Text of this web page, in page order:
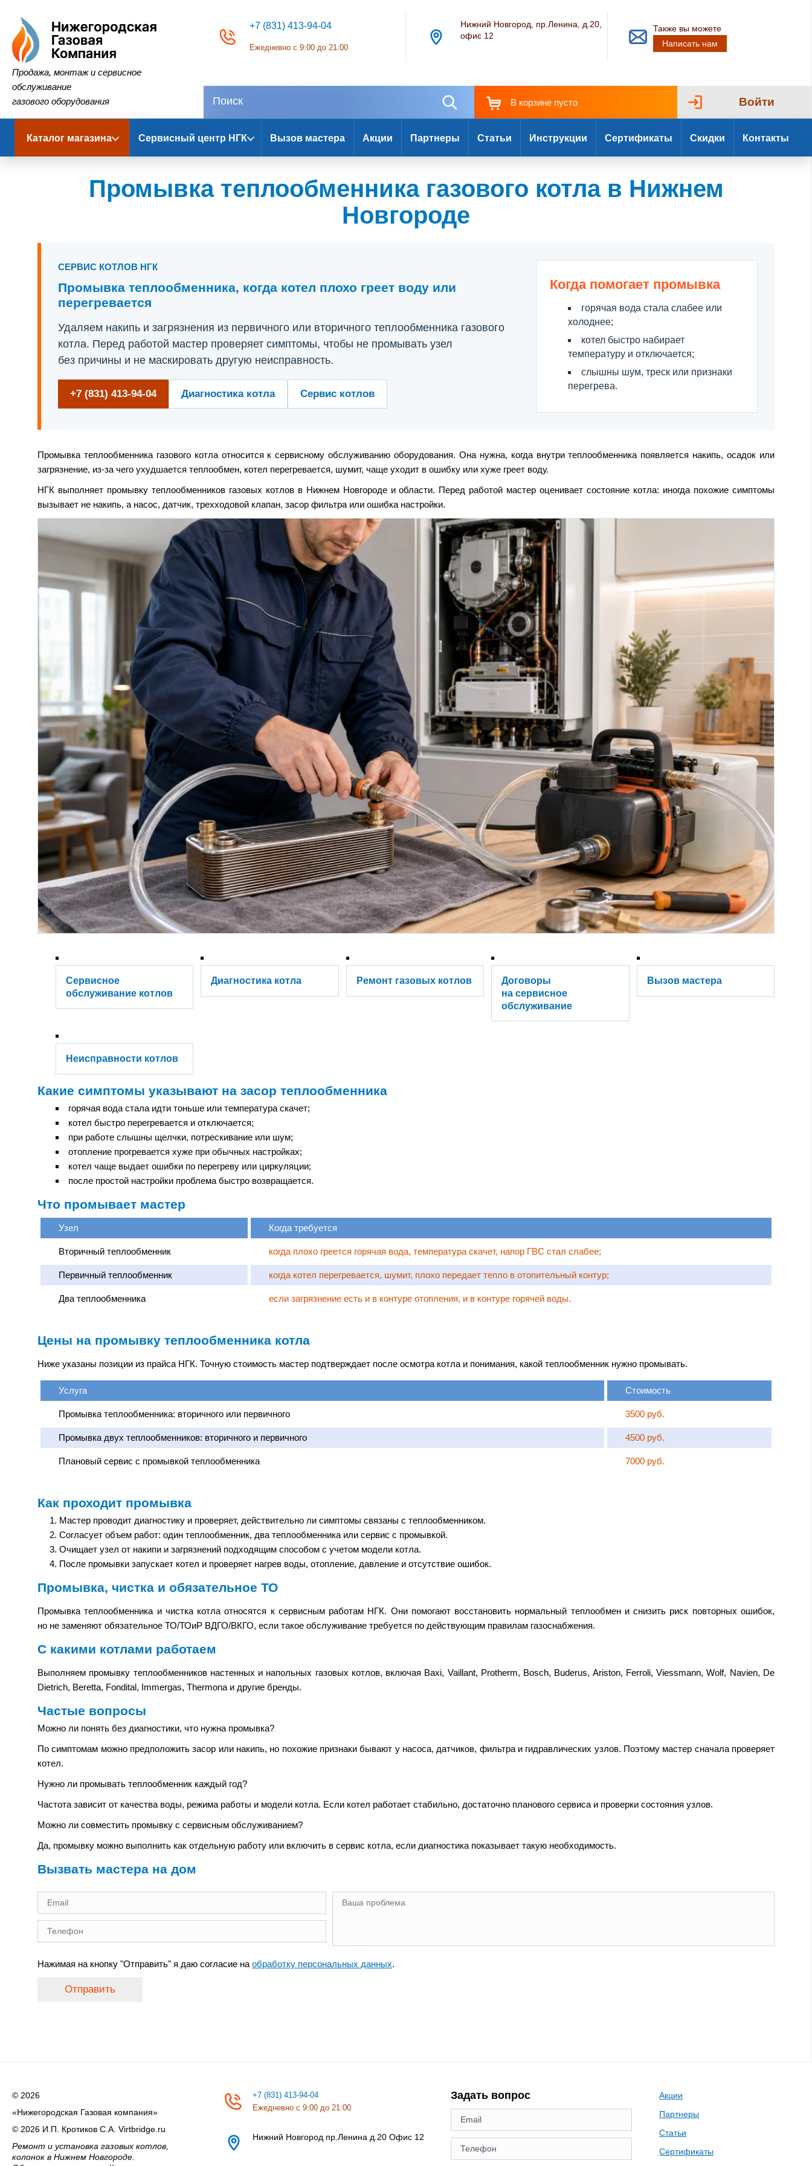
Нижегородская Газовая Компания
Продажа, монтаж и сервисное
обслуживание
газового оборудования
+7 (831) 413-94-04
Ежедневно с 9:00 до 21:00
Нижний Новгород, пр.Ленина, д.20,
офис 12
Также вы можете
Написать нам
В корзине пусто Войти
Каталог магазина Сервисный центр НГК Вызов мастера Акции Партнеры Статьи Инструкции Сертификаты Скидки Контакты
Промывка теплообменника газового котла в Нижнем
Новгороде
СЕРВИС КОТЛОВ НГК
Промывка теплообменника, когда котел плохо греет воду или
перегревается
Удаляем накипь и загрязнения из первичного или вторичного теплообменника газового
котла. Перед работой мастер проверяет симптомы, чтобы не промывать узел
без причины и не маскировать другую неисправность.
+7 (831) 413-94-04 Диагностика котла Сервис котлов
Когда помогает промывка
горячая вода стала слабее или
холоднее;
котел быстро набирает
температуру и отключается;
слышны шум, треск или признаки
перегрева.
Промывка теплообменника газового котла относится к сервисному обслуживанию оборудования. Она нужна, когда внутри теплообменника появляется накипь, осадок или
загрязнение, из-за чего ухудшается теплообмен, котел перегревается, шумит, чаще уходит в ошибку или хуже греет воду.
НГК выполняет промывку теплообменников газовых котлов в Нижнем Новгороде и области. Перед работой мастер оценивает состояние котла: иногда похожие симптомы
вызывает не накипь, а насос, датчик, трехходовой клапан, засор фильтра или ошибка настройки.
Сервисное
обслуживание котлов
Диагностика котла Ремонт газовых котлов
Договоры
на сервисное
обслуживание
Вызов мастера
Неисправности котлов
Какие симптомы указывают на засор теплообменника
горячая вода стала идти тоньше или температура скачет;
котел быстро перегревается и отключается;
при работе слышны щелчки, потрескивание или шум;
отопление прогревается хуже при обычных настройках;
котел чаще выдает ошибки по перегреву или циркуляции;
после простой настройки проблема быстро возвращается.
Что промывает мастер
Узел Когда требуется
Вторичный теплообменник когда плохо греется горячая вода, температура скачет, напор ГВС стал слабее;
Первичный теплообменник когда котел перегревается, шумит, плохо передает тепло в отопительный контур;
Два теплообменника если загрязнение есть и в контуре отопления, и в контуре горячей воды.
Цены на промывку теплообменника котла
Ниже указаны позиции из прайса НГК. Точную стоимость мастер подтверждает после осмотра котла и понимания, какой теплообменник нужно промывать.
Услуга Стоимость
Промывка теплообменника: вторичного или первичного 3500 руб.
Промывка двух теплообменников: вторичного и первичного 4500 руб.
Плановый сервис с промывкой теплообменника 7000 руб.
Как проходит промывка
Мастер проводит диагностику и проверяет, действительно ли симптомы связаны с теплообменником.
Согласует объем работ: один теплообменник, два теплообменника или сервис с промывкой.
Очищает узел от накипи и загрязнений подходящим способом с учетом модели котла.
После промывки запускает котел и проверяет нагрев воды, отопление, давление и отсутствие ошибок.
Промывка, чистка и обязательное ТО
Промывка теплообменника и чистка котла относятся к сервисным работам НГК. Они помогают восстановить нормальный теплообмен и снизить риск повторных ошибок,
но не заменяют обязательное ТО/ТОиР ВДГО/ВКГО, если такое обслуживание требуется по действующим правилам газоснабжения.
С какими котлами работаем
Выполняем промывку теплообменников настенных и напольных газовых котлов, включая Baxi, Vaillant, Protherm, Bosch, Buderus, Ariston, Ferroli, Viessmann, Wolf, Navien, De
Dietrich, Beretta, Fondital, Immergas, Thermona и другие бренды.
Частые вопросы
Можно ли понять без диагностики, что нужна промывка?
По симптомам можно предположить засор или накипь, но похожие признаки бывают у насоса, датчиков, фильтра и гидравлических узлов. Поэтому мастер сначала проверяет
котел.
Нужно ли промывать теплообменник каждый год?
Частота зависит от качества воды, режима работы и модели котла. Если котел работает стабильно, достаточно планового сервиса и проверки состояния узлов.
Можно ли совместить промывку с сервисным обслуживанием?
Да, промывку можно выполнить как отдельную работу или включить в сервис котла, если диагностика показывает такую необходимость.
Вызвать мастера на дом
Нажимая на кнопку "Отправить" я даю согласие на обработку персональных данных.
Отправить
© 2026
«Нижегородская Газовая компания»
© 2026 И.П. Кротиков С.А. Virtbridge.ru
Ремонт и установка газовых котлов,
колонок в Нижнем Новгороде.
+7 (831) 413-94-04
Ежедневно с 9:00 до 21:00
Нижний Новгород пр.Ленина д.20 Офис 12
Задать вопрос
Акции
Партнеры
Статьи
Сертификаты